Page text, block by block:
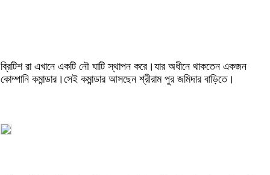
ব্রিটিশ রা এখানে একটি নৌ ঘাটি স্থাপন করে।যার অধীনে থাকতেন একজন
কোম্পানি কমান্ডার।সেই কমান্ডার আসছেন শ্রীরাম পুর জমিদার বাড়িতে।